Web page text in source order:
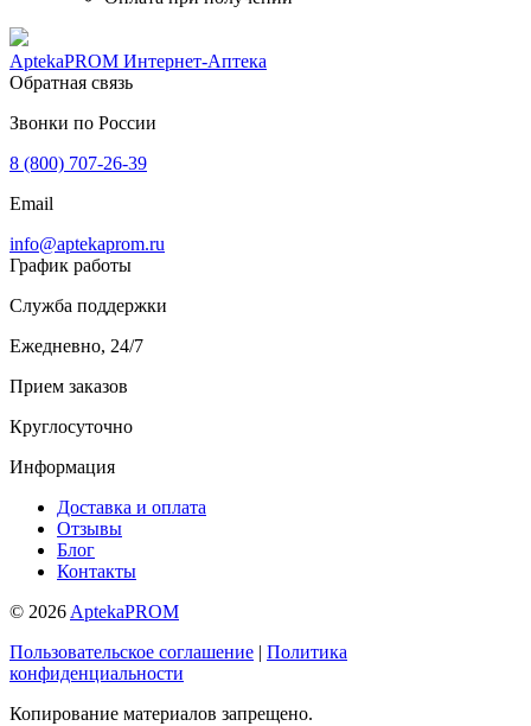
AptekaPROM Интернет-Аптека
Обратная связь
Звонки по России
8 (800) 707-26-39
Email
info@aptekaprom.ru
График работы
Служба поддержки
Ежедневно, 24/7
Прием заказов
Круглосуточно
Информация
Доставка и оплата
Отзывы
Блог
Контакты
© 2026 AptekaPROM
Пользовательское соглашение | Политика
конфиденциальности
Копирование материалов запрещено.